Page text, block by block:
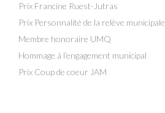
Prix Francine Ruest-Jutras
Prix Personnalité de la relève municipale
Membre honoraire UMQ
Hommage à l’engagement municipal
Prix Coup de coeur JAM